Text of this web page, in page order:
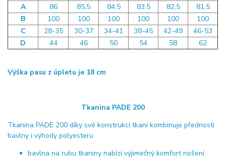
A
86 85,5 84,5 83,5 82,5
81,5
B
100 100 100 100 100
100
C
28-35 30-37 34-41 38-45 42-49
46-53
D
44 46 50 54 58 62
Výška pasu z úpletu je 18 cm
Tkanina PADE 200
Tkanina PADE 200 díky své konstrukci tkaní kombinuje přednosti
bavlny i výhody polyesteru
bavlna na rubu tkaniny nabízí výjimečný komfort nošení